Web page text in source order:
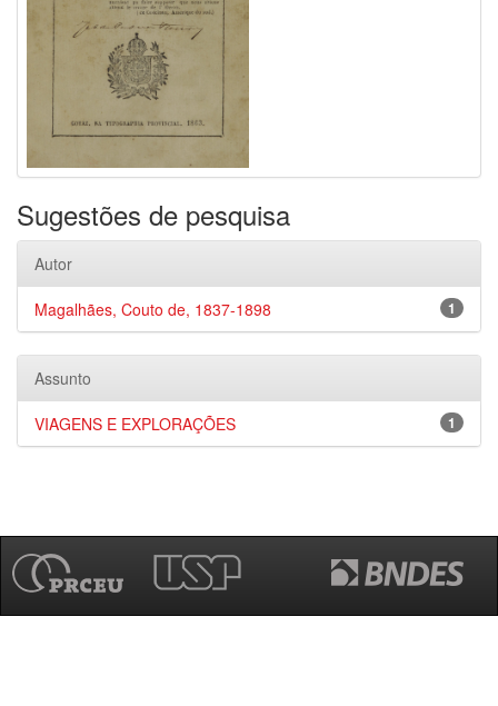
Sugestões de pesquisa
Autor
1
Magalhães, Couto de, 1837-1898
Assunto
1
VIAGENS E EXPLORAÇÕES